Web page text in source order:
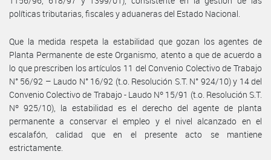
políticas tributarias, fiscales y aduaneras del Estado Nacional.
Que la medida respeta la estabilidad que gozan los agentes de
Planta Permanente de este Organismo, atento a que de acuerdo a
lo que prescriben los artículos 11 del Convenio Colectivo de Trabajo
N° 56/92 – Laudo N° 16/92 (t.o. Resolución S.T. N° 924/10) y 14 del
Convenio Colectivo de Trabajo - Laudo Nº 15/91 (t.o. Resolución S.T.
Nº 925/10), la estabilidad es el derecho del agente de planta
permanente a conservar el empleo y el nivel alcanzado en el
escalafón, calidad que en el presente acto se mantiene
estrictamente.